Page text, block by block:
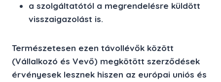
a szolgáltatótól a megrendelésre küldött
visszaigazolást is.
Természetesen ezen távollévők között
(Vállalkozó és Vevő) megkötött szerződések
érvényesek lesznek hiszen az európai uniós és